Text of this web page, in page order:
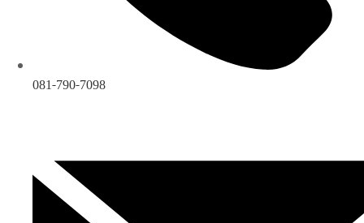
081-790-7098